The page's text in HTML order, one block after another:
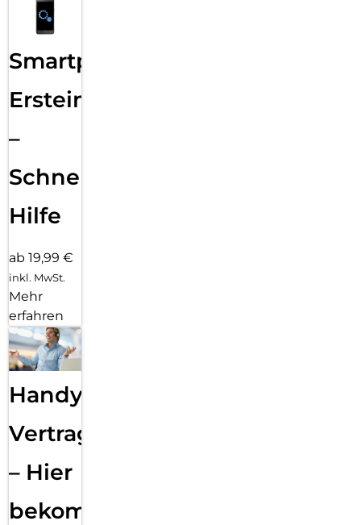
Smartphone
Ersteinrichtung
–
Schnelle
Hilfe
ab 19,99 €
inkl. MwSt.
Mehr
erfahren
Handy
Vertragsabwicklung
– Hier
bekommst